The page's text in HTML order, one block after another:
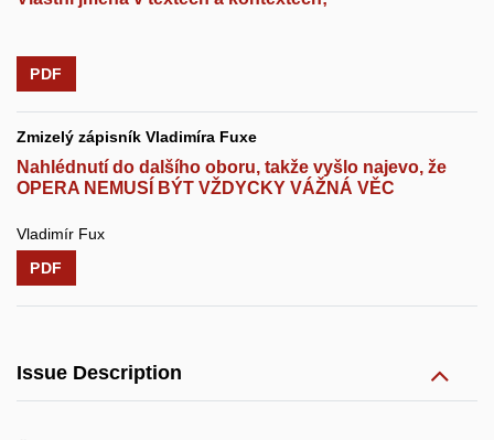
PDF
Zmizelý zápisník Vladimíra Fuxe
Nahlédnutí do dalšího oboru, takže vyšlo najevo, že
OPERA NEMUSÍ BÝT VŽDYCKY VÁŽNÁ VĚC
Vladimír Fux
PDF
Issue Description